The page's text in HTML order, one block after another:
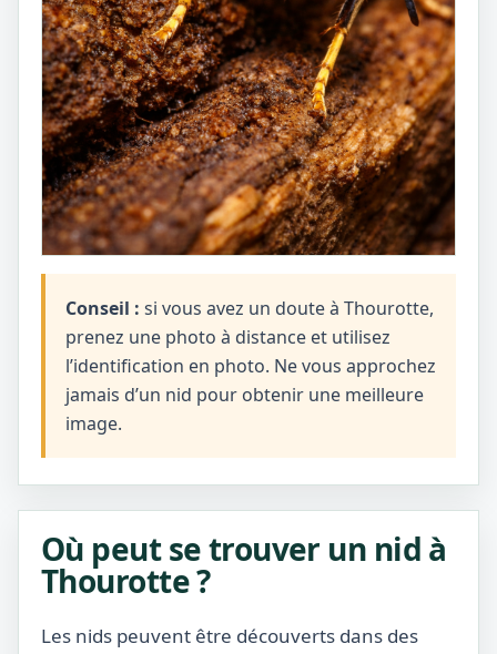
Conseil : si vous avez un doute à Thourotte,
prenez une photo à distance et utilisez
l’identification en photo. Ne vous approchez
jamais d’un nid pour obtenir une meilleure
image.
Où peut se trouver un nid à
Thourotte ?
Les nids peuvent être découverts dans des